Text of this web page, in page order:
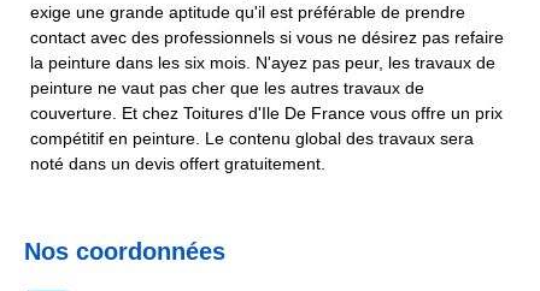
exige une grande aptitude qu'il est préférable de prendre
contact avec des professionnels si vous ne désirez pas refaire
la peinture dans les six mois. N'ayez pas peur, les travaux de
peinture ne vaut pas cher que les autres travaux de
couverture. Et chez Toitures d'Ile De France vous offre un prix
compétitif en peinture. Le contenu global des travaux sera
noté dans un devis offert gratuitement.
Nos coordonnées